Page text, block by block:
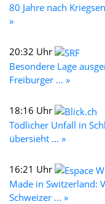
80 Jahre nach
»
20:32 Uhr
Besondere Lage
Freiburger ... »
18:16 Uhr
Tödlicher Unfall in
übersieht ... »
16:21 Uhr
Made in Switzerland:
Schweizer ... »